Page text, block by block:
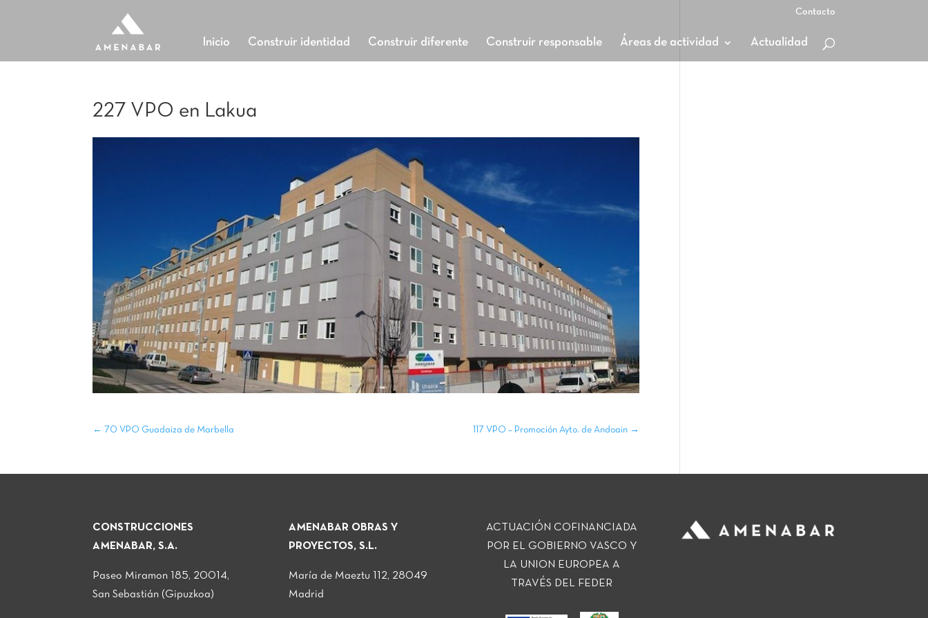
Contacto
Inicio Construir identidad Construir diferente Construir responsable Áreas de actividad Actualidad
227 VPO en Lakua
← 70 VPO Guadaiza de Marbella 117 VPO – Promoción Ayto. de Andoain →
CONSTRUCCIONES
AMENABAR, S.A.
Paseo Miramon 185, 20014,
San Sebastián (Gipuzkoa)
AMENABAR OBRAS Y
PROYECTOS, S.L.
María de Maeztu 112, 28049
Madrid
ACTUACIÓN COFINANCIADA
POR EL GOBIERNO VASCO Y
LA UNION EUROPEA A
TRAVÉS DEL FEDER